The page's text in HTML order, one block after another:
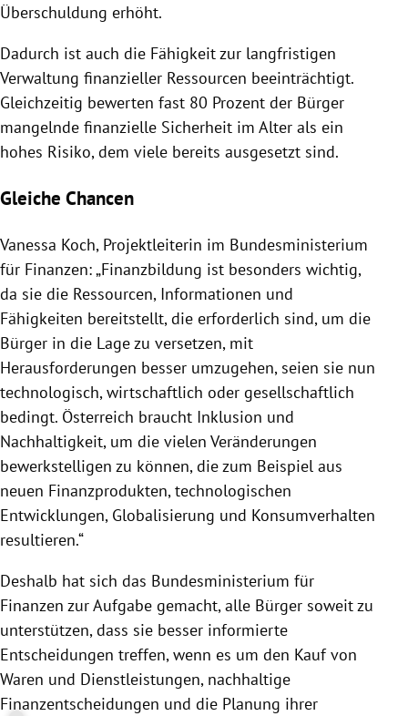
Überschuldung erhöht.
Dadurch ist auch die Fähigkeit zur langfristigen
Verwaltung finanzieller Ressourcen beeinträchtigt.
Gleichzeitig bewerten fast 80 Prozent der Bürger
mangelnde finanzielle Sicherheit im Alter als ein
hohes Risiko, dem viele bereits ausgesetzt sind.
Gleiche Chancen
Vanessa Koch, Projektleiterin im Bundesministerium
für Finanzen: „Finanzbildung ist besonders wichtig,
da sie die Ressourcen, Informationen und
Fähigkeiten bereitstellt, die erforderlich sind, um die
Bürger in die Lage zu versetzen, mit
Herausforderungen besser umzugehen, seien sie nun
technologisch, wirtschaftlich oder gesellschaftlich
bedingt. Österreich braucht Inklusion und
Nachhaltigkeit, um die vielen Veränderungen
bewerkstelligen zu können, die zum Beispiel aus
neuen Finanzprodukten, technologischen
Entwicklungen, Globalisierung und Konsumverhalten
resultieren.“
Deshalb hat sich das Bundesministerium für
Finanzen zur Aufgabe gemacht, alle Bürger soweit zu
unterstützen, dass sie besser informierte
Entscheidungen treffen, wenn es um den Kauf von
Waren und Dienstleistungen, nachhaltige
Finanzentscheidungen und die Planung ihrer